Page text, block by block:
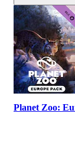
Planet Zoo: